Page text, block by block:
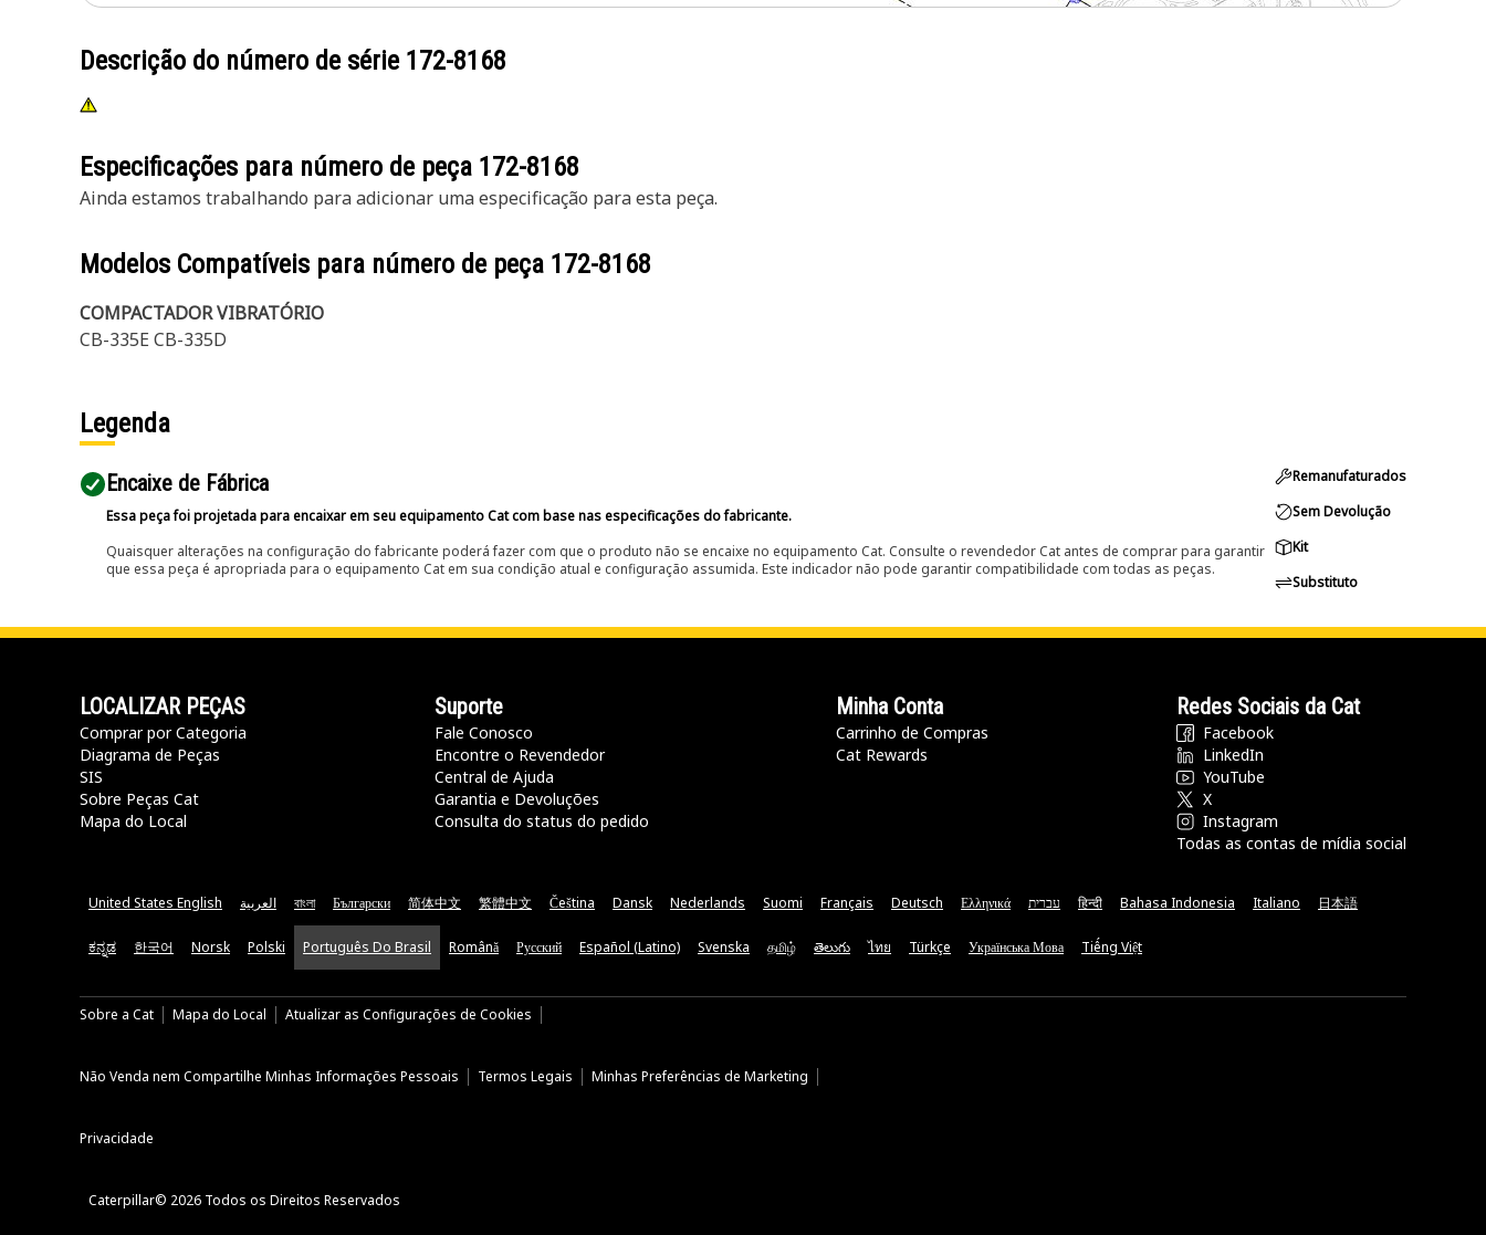
Descrição do número de série 172-8168
Especificações para número de peça 172-8168
Ainda estamos trabalhando para adicionar uma especificação para esta peça.
Modelos Compatíveis para número de peça 172-8168
COMPACTADOR VIBRATÓRIO
CB-335E CB-335D
Legenda
Encaixe de Fábrica
Essa peça foi projetada para encaixar em seu equipamento Cat com base nas especificações do fabricante.
Quaisquer alterações na configuração do fabricante poderá fazer com que o produto não se encaixe no equipamento Cat. Consulte o revendedor Cat antes de comprar para garantir
que essa peça é apropriada para o equipamento Cat em sua condição atual e configuração assumida. Este indicador não pode garantir compatibilidade com todas as peças.
Remanufaturados
Sem Devolução
Kit
Substituto
LOCALIZAR PEÇAS
Comprar por Categoria
Diagrama de Peças
SIS
Sobre Peças Cat
Mapa do Local
Suporte
Fale Conosco
Encontre o Revendedor
Central de Ajuda
Garantia e Devoluções
Consulta do status do pedido
Minha Conta
Carrinho de Compras
Cat Rewards
Redes Sociais da Cat
Facebook
LinkedIn
YouTube
X
Instagram
Todas as contas de mídia social
United States English العربية বাংলা Български 简体中文 繁體中文 Čeština Dansk Nederlands Suomi Français Deutsch Ελληνικά עברית हिन्दी Bahasa Indonesia Italiano 日本語
ಕನ್ನಡ 한국어 Norsk Polski Português Do Brasil Română Русский Español (Latino) Svenska தமிழ் తెలుగు ไทย Türkçe Українська Мова Tiếng Việt
Sobre a Cat Mapa do Local Atualizar as Configurações de Cookies
Não Venda nem Compartilhe Minhas Informações Pessoais Termos Legais Minhas Preferências de Marketing
Privacidade
Caterpillar© 2026 Todos os Direitos Reservados